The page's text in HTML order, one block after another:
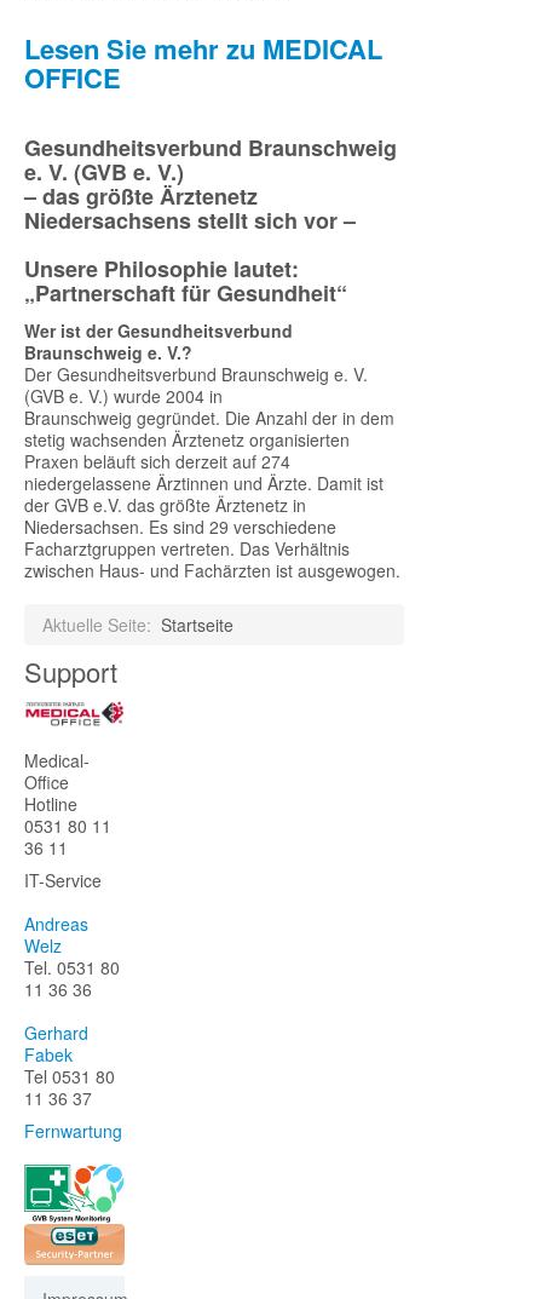
Lesen Sie mehr zu MEDICAL
OFFICE
Gesundheitsverbund Braunschweig
e. V. (GVB e. V.)
– das größte Ärztenetz
Niedersachsens stellt sich vor –
Unsere Philosophie lautet:
„Partnerschaft für Gesundheit“
Wer ist der Gesundheitsverbund
Braunschweig e. V.?
Der Gesundheitsverbund Braunschweig e. V.
(GVB e. V.) wurde 2004 in
Braunschweig gegründet. Die Anzahl der in dem
stetig wachsenden Ärztenetz organisierten
Praxen beläuft sich derzeit auf 274
niedergelassene Ärztinnen und Ärzte. Damit ist
der GVB e.V. das größte Ärztenetz in
Niedersachsen. Es sind 29 verschiedene
Facharztgruppen vertreten. Das Verhältnis
zwischen Haus- und Fachärzten ist ausgewogen.
Aktuelle Seite: Startseite
Support
Medical-
Office
Hotline
0531 80 11
36 11
IT-Service
Andreas
Welz
Tel. 0531 80
11 36 36
Gerhard
Fabek
Tel 0531 80
11 36 37
Fernwartung